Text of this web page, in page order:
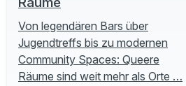
Von legendären Bars über
Jugendtreffs bis zu modernen
Community Spaces: Queere
Räume sind weit mehr als Orte …